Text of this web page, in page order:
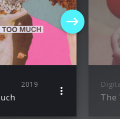
2019
The